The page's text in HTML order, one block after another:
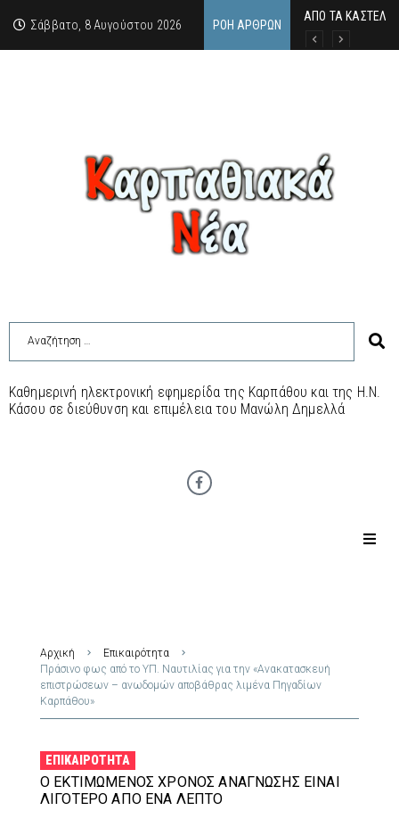
Σάββατο, 8 Αυγούστου 2026 ΡΟΉ ΆΡΘΡΩΝ
ΑΠΟ ΤΑ
Η άγνωστη
Νέος
Καθημερινή ηλεκτρονική εφημερίδα της Καρπάθου και της Η.Ν.
Κάσου σε διεύθυνση και επιμέλεια του Μανώλη Δημελλά
Αρχική
Επικαιρότητα
Πράσινο φως από το ΥΠ. Ναυτιλίας για την «Ανακατασκευή
επιστρώσεων – ανωδομών αποβάθρας λιμένα Πηγαδίων
Καρπάθου»
ΕΠΙΚΑΙΡΌΤΗΤΑ
Ο ΕΚΤΙΜΏΜΕΝΟΣ ΧΡΌΝΟΣ ΑΝΆΓΝΩΣΗΣ ΕΊΝΑΙ
ΛΙΓΌΤΕΡΟ ΑΠΌ ΈΝΑ ΛΕΠΤΌ